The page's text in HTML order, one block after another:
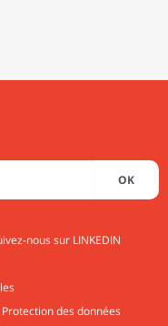
OK
nous sur LINKEDIN
Protection des données